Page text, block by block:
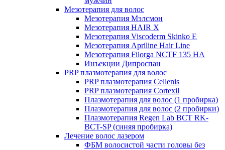
Мезотерапия для волос
Мезотерапия Мэлсмон
Мезотерапия HAIR X
Мезотерапия Viscoderm Skinko E
Мезотерапия Apriline Hair Line
Мезотерапия Filorga NCTF 135 HA
Инъекции Дипроспан
PRP плазмотерапия для волос
PRP плазмотерапия Cellenis
PRP плазмотерапия Cortexil
Плазмотерапия для волос (1 пробирка)
Плазмотерапия для волос (2 пробирки)
Плазмотерапия Regen Lab BCT RK-
BCT-SP (синяя пробирка)
Лечение волос лазером
ФБМ волосистой части головы без